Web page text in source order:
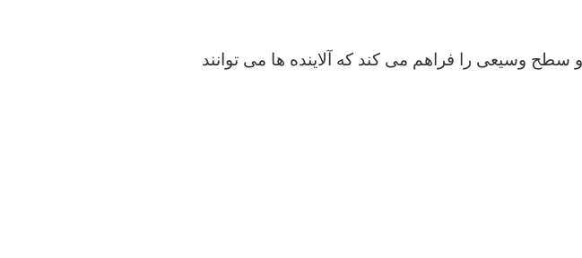
سطح وسیعی را فراهم می کند که آلاینده ها می توانند